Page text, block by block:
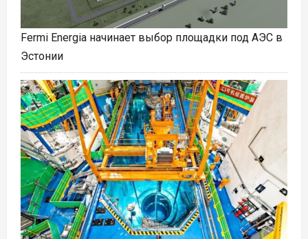
Fermi Energia начинает выбор площадки под АЭС в
Эстонии